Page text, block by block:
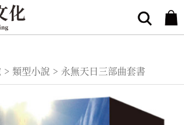
> 類型小說 > 永無天日三部曲套書